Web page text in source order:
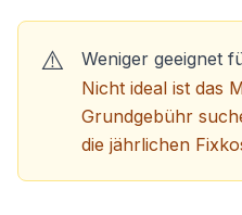
Weniger geeignet
Nicht ideal ist das
Grundgebühr
die jährlichen